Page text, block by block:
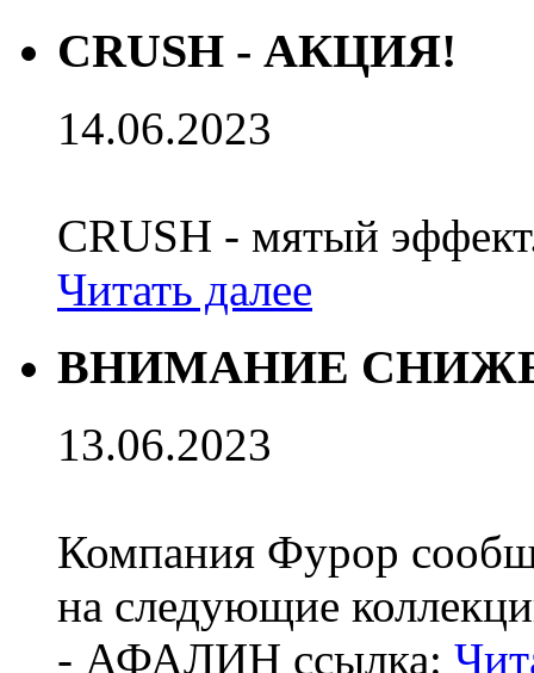
CRUSH - АКЦИЯ!
14.06.2023
CRUSH - мятый
Читать далее
ВНИМАНИЕ
13.06.2023
Компания Фурор
на следующие
- АФАЛИН ссылка: